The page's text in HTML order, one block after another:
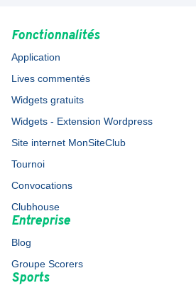
Fonctionnalités
Application
Lives commentés
Widgets gratuits
Widgets - Extension Wordpress
Site internet MonSiteClub
Tournoi
Convocations
Clubhouse
Entreprise
Blog
Groupe Scorers
Sports